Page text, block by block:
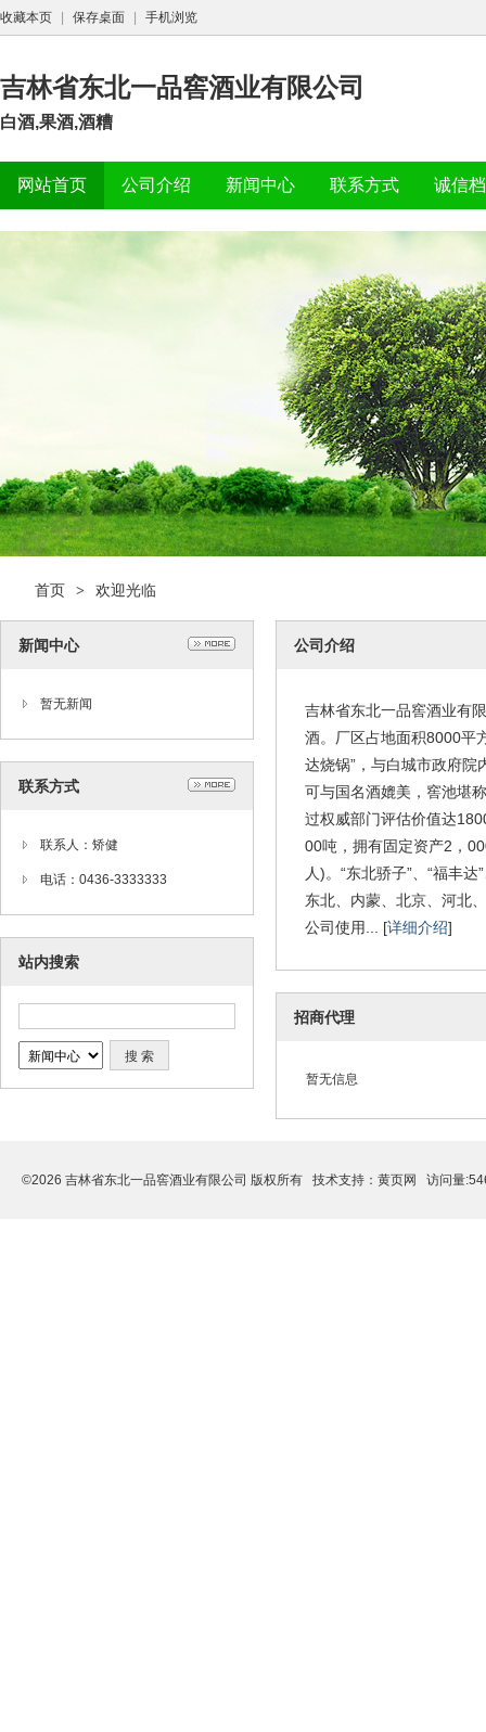
收藏本页 保存桌面 手机浏览
吉林省东北一品窖酒业有限公司
白酒,果酒,酒糟
网站首页 公司介绍 新闻中心 联系方式 诚信
首页 > 欢迎光临
新闻中心
暂无新闻
联系方式
联系人：矫健
电话：0436-3333333
站内搜索
公司介绍
吉林省东北一品窖酒业有
酒。厂区占地面积8000平
达烧锅”，与白城市政府
可与国名酒媲美，窖池堪
过权威部门评估价值达
00吨，拥有固定资产2，
人)。“东北骄子”、“福丰
东北、内蒙、北京、河北
公司使用... [详细介绍]
招商代理
暂无信息
©2026 吉林省东北一品窖酒业有限公司 版权所有 技术支持： 黄页网 访问量